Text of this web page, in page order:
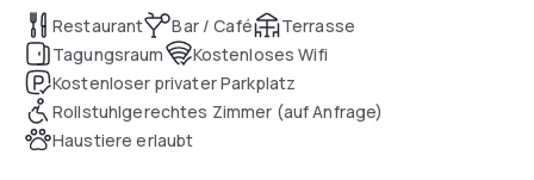
Restaurant Bar / Café
Terrasse
Tagungsraum
Kostenloses Wifi
Kostenloser privater Parkplatz
Rollstuhlgerechtes Zimmer (auf Anfrage)
Haustiere erlaubt